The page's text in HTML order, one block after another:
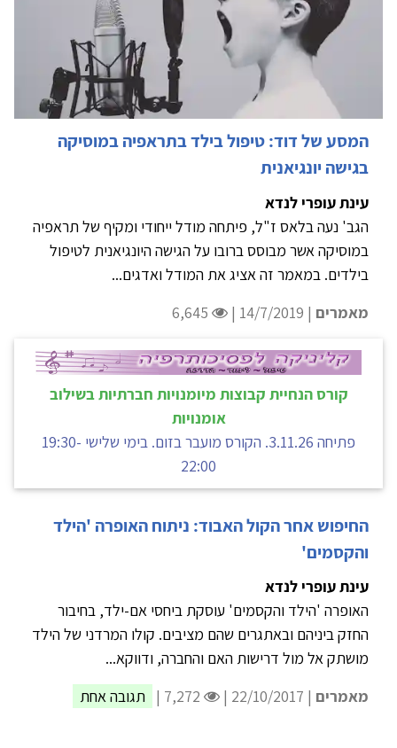
המסע של דוד: טיפול בילד ‏בתראפיה במוסיקה
בגישה יונגיאנית
עינת עופרי לנדא
הגב' נעה בלאס ז"ל, פיתחה מודל ייחודי ומקיף של תראפיה
במוסיקה אשר מבוסס ברובו על הגישה היונגיאנית לטיפול
בילדים.‏ במאמר זה אציג את המודל ואדגים...
מאמרים | 14/7/2019 |
קורס הנחיית קבוצות מיומנויות חברתיות בשילוב
אומנויות
פתיחה 3.11.26. הקורס מועבר בזום. בימי שלישי 19:30-
22:00
החיפוש אחר הקול האבוד: ניתוח האופרה 'הילד
והקסמים'
עינת עופרי לנדא
האופרה 'הילד והקסמים' עוסקת ביחסי אם-ילד, בחיבור
החזק ביניהם ובאתגרים שהם מציבים. קולו המרדני של הילד
מושתק אל מול דרישות האם והחברה, ודווקא...
מאמרים | 22/10/2017 | תגובה אחת